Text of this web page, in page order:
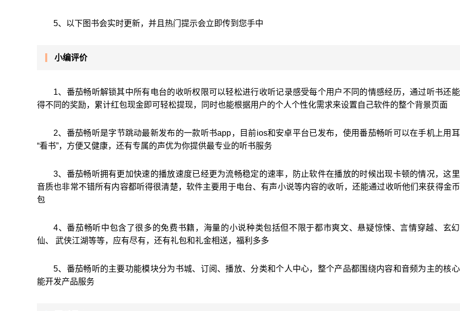
5、以下图书会实时更新，并且热门提示会立即传到您手中
小编评价
1、番茄畅听解锁其中所有电台的收听权限可以轻松进行收听记录感受每个用户不同的情感经历，通过听书还
得不同的奖励，累计红包现金即可轻松提现，同时也能根据用户的个人个性化需求来设置自己软件的整个背景页面
2、番茄畅听是字节跳动最新发布的一款听书app，目前ios和安卓平台已发布，使用番茄畅听可以在手机上用
“看书”，方便又健康，还有专属的声优为你提供最专业的听书服务
3、番茄畅听拥有更加快速的播放速度已经更为流畅稳定的速率，防止软件在播放的时候出现卡顿的情况，这
音质也非常不错所有内容都听得很清楚，软件主要用于电台、有声小说等内容的收听，还能通过收听他们来获得金
包
4、番茄畅听中包含了很多的免费书籍，海量的小说种类包括但不限于都市爽文、悬疑惊悚、言情穿越、玄
仙、 武侠江湖等等，应有尽有，还有礼包和礼金相送，福利多多
5、番茄畅听的主要功能模块分为书城、订阅、播放、分类和个人中心，整个产品都围绕内容和音频为主的核
能开发产品服务